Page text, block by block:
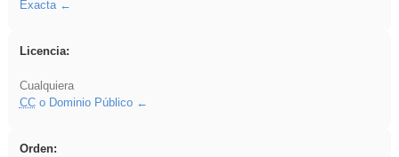
Exacta
Licencia:
Cualquiera
CCo Dominio Público
Orden: